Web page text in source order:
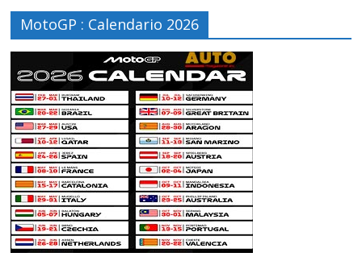
MotoGP : Calendario 2026